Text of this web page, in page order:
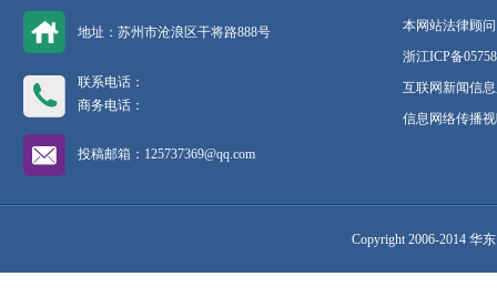
地址：苏州市沧浪区干将路888号
联系电话：
商务电话：
投稿邮箱：125737369@qq.com
本网站法律顾
浙江ICP备
互联网新闻信
信息网络传播
Copyright 2006-2014 华